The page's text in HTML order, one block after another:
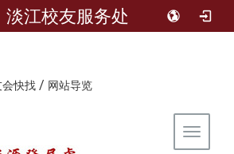
淡江校友服务处
会快找 / 网站导览
Toggle